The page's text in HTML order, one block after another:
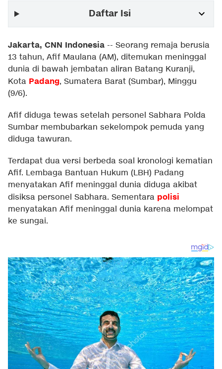
Daftar Isi
Jakarta, CNN Indonesia -- Seorang remaja berusia
13 tahun, Afif Maulana (AM), ditemukan meninggal
dunia di bawah jembatan aliran Batang Kuranji,
Kota Padang, Sumatera Barat (Sumbar), Minggu
(9/6).
Afif diduga tewas setelah personel Sabhara Polda
Sumbar membubarkan sekelompok pemuda yang
diduga tawuran.
Terdapat dua versi berbeda soal kronologi kematian
Afif. Lembaga Bantuan Hukum (LBH) Padang
menyatakan Afif meninggal dunia diduga akibat
disiksa personel Sabhara. Sementara polisi
menyatakan Afif meninggal dunia karena melompat
ke sungai.